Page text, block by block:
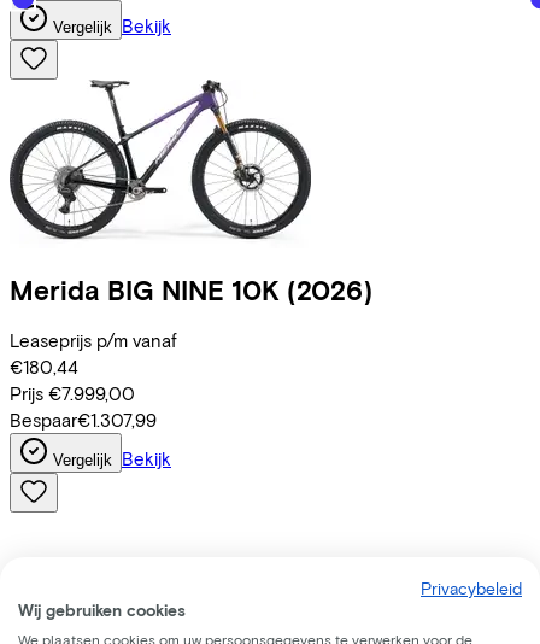
Vergelijk Bekijk
Merida BIG NINE 10K (2026)
Leaseprijs p/m vanaf
€180,44
Prijs €7.999,00
Bespaar€1.307,99
Vergelijk Bekijk
Privacybeleid
Wij gebruiken cookies
We plaatsen cookies om uw persoonsgegevens te verwerken voor de